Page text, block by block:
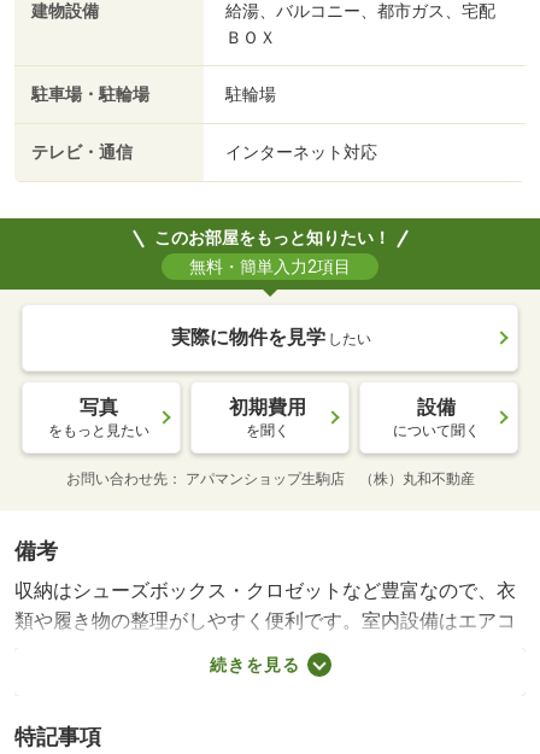
建物設備
給湯、バルコニー、都市ガス、宅配
ＢＯＸ
駐車場・駐輪場 駐輪場
テレビ・通信 インターネット対応
このお部屋をもっと知りたい！
無料・簡単入力2項目
実際に物件を見学 したい
写真
をもっと見たい
初期費用
を聞く
設備
について聞く
お問い合わせ先 アパマンショップ生駒店 （株）丸和不動産
備考
収納はシューズボックス・クロゼットなど豊富なので、衣
類や履き物の整理がしやすく便利です。室内設備はエアコ
ン・フローリングなど豊富に揃っており、過ごしやすいお
部屋になっております。突然の宅配でも宅配ボックスがあ
の顔が確認できる、安心のＴＶインターホン付きです。お
続きを見る
特記事項